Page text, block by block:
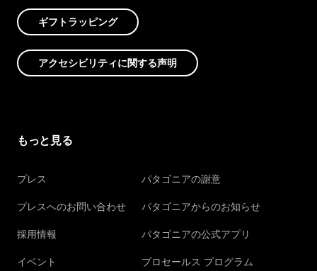
ギフトラッピング
アクセシビリティに関する声明
もっと見る
プレス
プレスへのお問い合わせ
採用情報
イベント
パタゴニアの謝意
パタゴニアからのお知らせ
パタゴニアの公式アプリ
プロセールス プログラム